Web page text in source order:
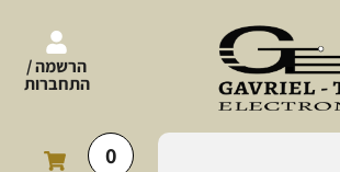
הרשמה /
התחברות
0